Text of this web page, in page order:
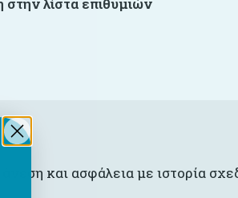
λίστα επιθυμιών
και ασφάλεια με ιστορία